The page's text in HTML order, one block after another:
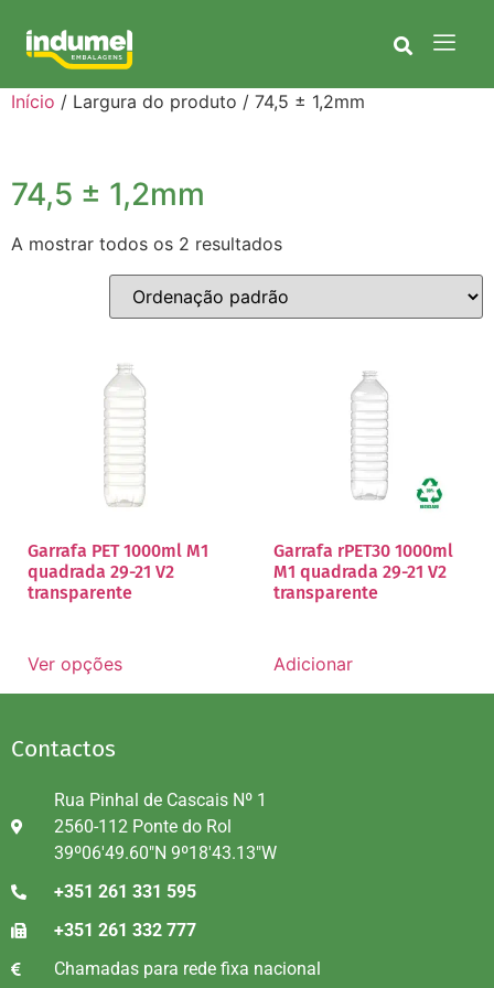
Início / Largura do produto / 74,5 ± 1,2mm
74,5 ± 1,2mm
A mostrar todos os 2 resultados
Garrafa PET 1000ml M1
quadrada 29-21 V2
transparente
Ver opções
Garrafa rPET30 1000ml
M1 quadrada 29-21 V2
transparente
Adicionar
Contactos
Rua Pinhal de Cascais Nº 1
2560-112 Ponte do Rol
39º06'49.60"N 9º18'43.13"W
+351 261 331 595
+351 261 332 777
Chamadas para rede fixa nacional